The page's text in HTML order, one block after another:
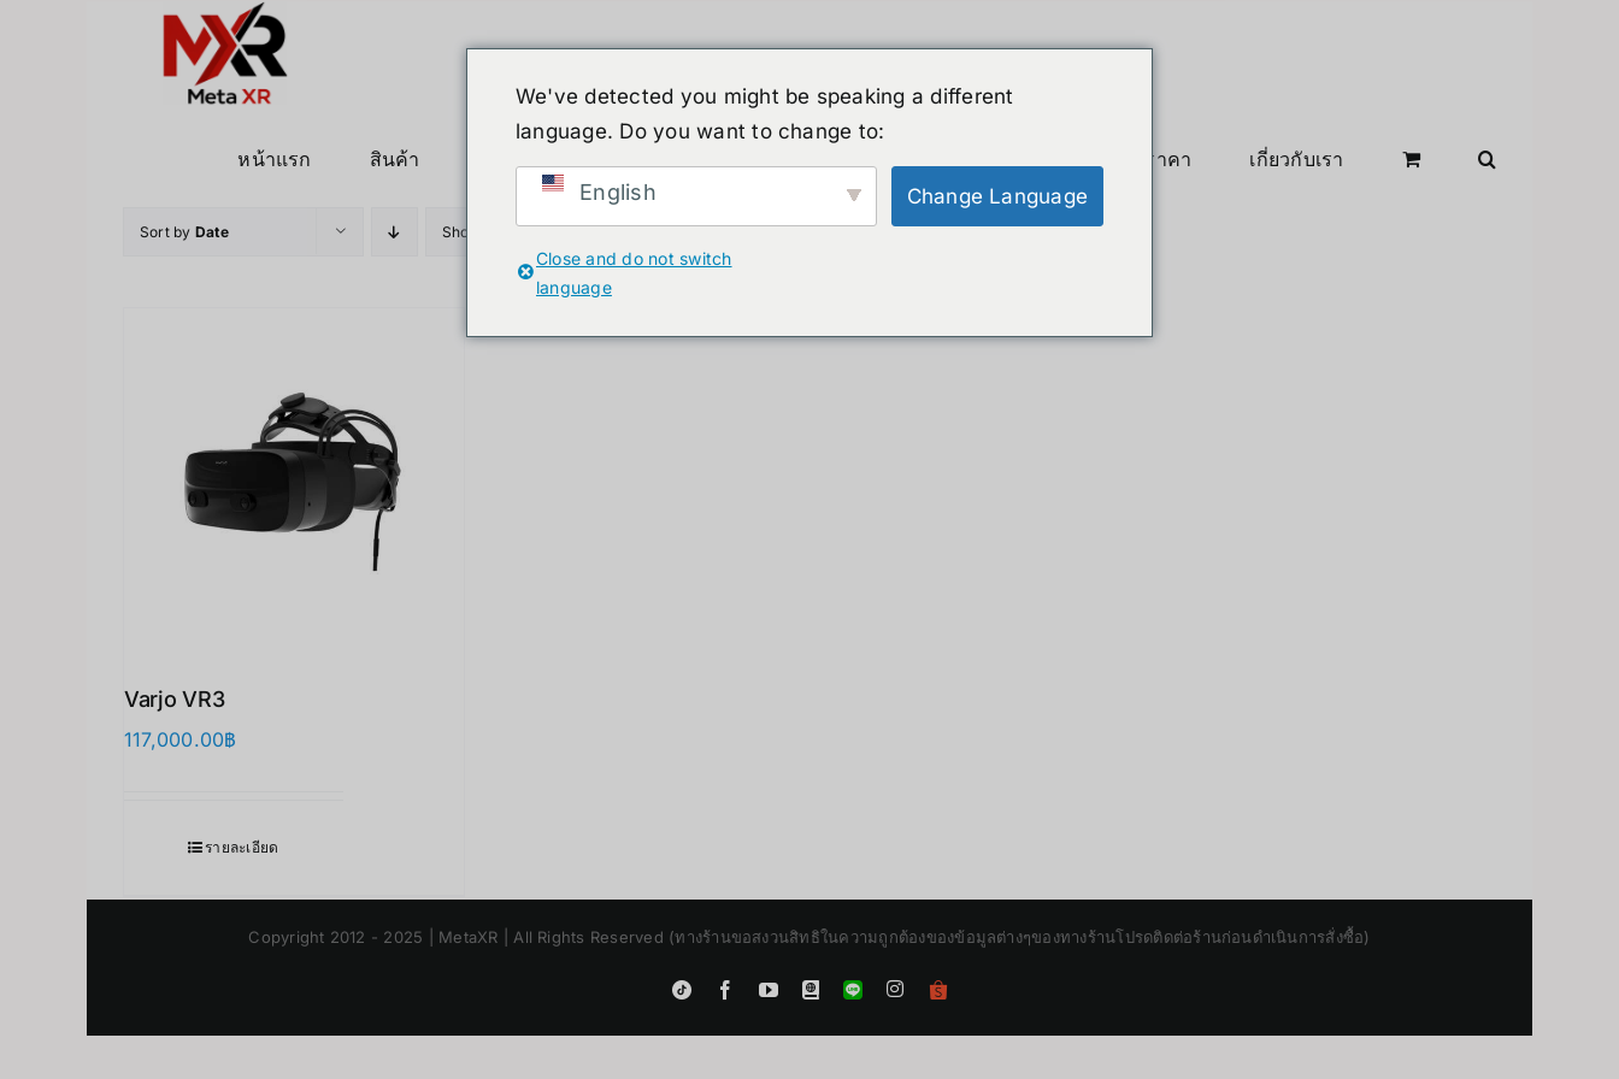
หน้าแรก
สินค้า สินค้าลดราคา เกี่ยวกับเรา
Sort by Date Show 12 Products
Varjo VR3
117,000.00฿
รายละเอียด
Copyright 2012 - 2025 | MetaXR | All Rights Reserved (ทางร้านขอสงวนสิทธิในความถูกต้องของข้อมูลต่างๆของทางร้านโปรดติดต่อร้านก่อนดำเนินการสั่งซื้อ)
Tiktok FacebookYouTube
Blogger
LINE
Instagram
Shopee
We've detected you might be speaking a different
language. Do you want to change to:
English Change Language
Close and do not switch
language
Japanese